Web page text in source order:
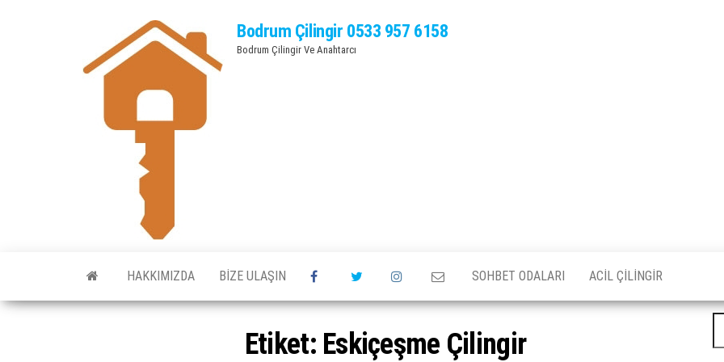
Bodrum Çilingir 0533 957 6158
Bodrum Çilingir Ve Anahtarcı
HAKKIMIZDA BIZE ULAŞIN SOHBET ODALARI ACIL ÇILINGIR
Etiket: Eskiçeşme Çilingir